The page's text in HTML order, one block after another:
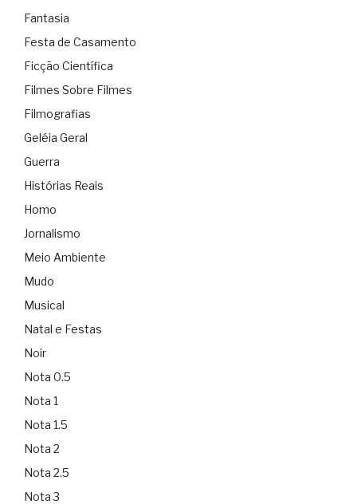
Fantasia
Festa de Casamento
Ficção Científica
Filmes Sobre Filmes
Filmografias
Geléia Geral
Guerra
Histórias Reais
Homo
Jornalismo
Meio Ambiente
Mudo
Musical
Natal e Festas
Noir
Nota 0.5
Nota 1
Nota 1.5
Nota 2
Nota 2.5
Nota 3